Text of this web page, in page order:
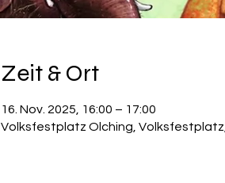
Zeit & Ort
16. Nov. 2025, 16:00 – 17:00
Volksfestplatz Olching,